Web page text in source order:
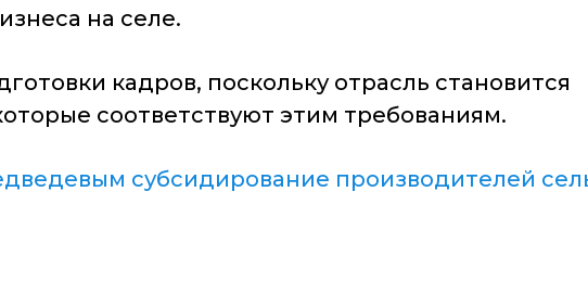
на селе.
кадров, поскольку отрасль становится
соответствуют этим требованиям.
субсидирование производителей